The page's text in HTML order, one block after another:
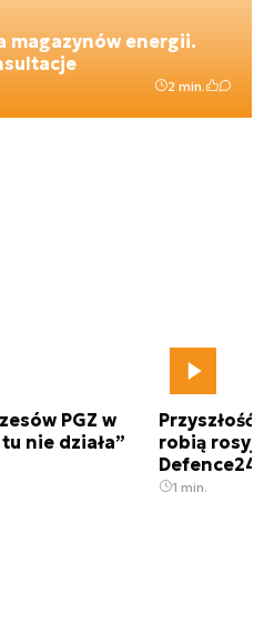
magazynów energii.
2 min.
PGZ w
nie działa”
robią
1 min.